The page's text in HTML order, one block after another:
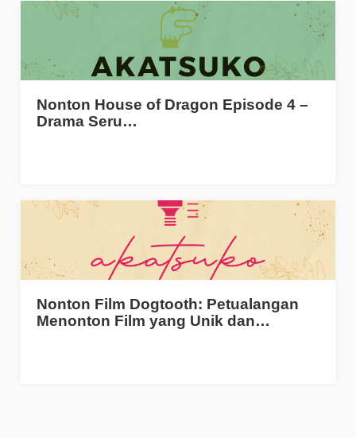
Nonton House of Dragon Episode 4 –
Drama Seru…
Nonton Film Dogtooth: Petualangan
Menonton Film yang Unik dan…